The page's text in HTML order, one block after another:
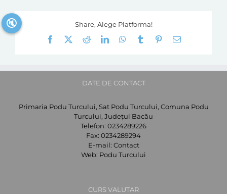
Share, Alege Platforma!
Facebook
RedditLinkedInWhatsApp
Tumblr Pinterest
E-
DATE DE CONTACT
Primaria Podu Turcului, Sat Podu Turcului, Comuna Podu
Turcului, Județul Bacău
Telefon: 0234289226
Fax: 0234289294
E-mail: Contact
Web: Podu Turcului
CURS VALUTAR
🔇